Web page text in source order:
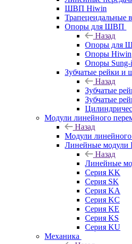
ШВП Hiwin
Трапецеидальные
Опоры для ШВП
Назад
Опоры для
Опоры Hiwin
Опоры Sung-
Зубчатые рейки и
Назад
Зубчатые
Зубчатые
Модули линейного
Назад
Модули
Линейные модули
Назад
Линейные
Серия KK
Серия SK
Серия KA
Серия KC
Серия KE
Серия KS
Серия KU
Механика